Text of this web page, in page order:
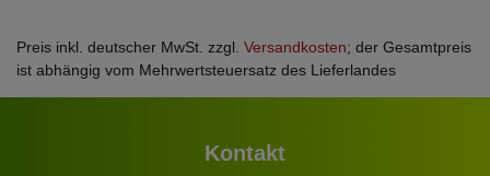
Preis inkl. deutscher MwSt. zzgl. Versandkosten; der Gesamtpreis
ist abhängig vom Mehrwertsteuersatz des Lieferlandes
Kontakt